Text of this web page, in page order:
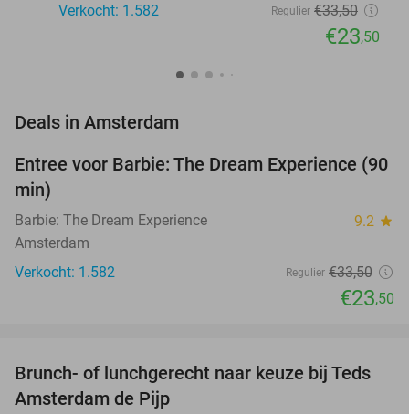
Verkocht: 1.582
Regulier €33,50
€23,50
Deals in Amsterdam
30%
Entree voor Barbie: The Dream Experience (90
min)
Barbie: The Dream Experience 9.2 star
Amsterdam
Verkocht: 1.582
Regulier €33,50
€23,50
29%
TODAY
Brunch- of lunchgerecht naar keuze bij Teds
Amsterdam de Pijp